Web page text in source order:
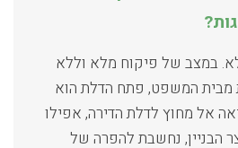
במצב של פיקוח מלא וללא
מבית המשפט, פתח הדלת הוא
אל מחוץ לדלת הדירה, אפילו
הבניין, נחשבת להפרה של